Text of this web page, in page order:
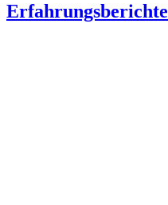
Erfahrungsberichte